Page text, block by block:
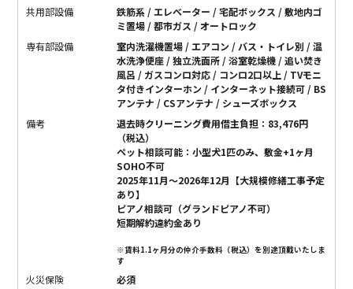
共用部設備
鉄筋系 / エレベーター / 宅配ボックス / 敷地内ゴ
ミ置場 / 都市ガス / オートロック
専有部設備
室内洗濯機置場 / エアコン / バス・トイレ別 / 温
水洗浄便座 / 独立洗面所 / 浴室乾燥機 / 追い焚き
風呂 / ガスコンロ対応 / コンロ2口以上 / TVモニ
タ付きインターホン / インターネット接続可 / BS
アンテナ / CSアンテナ / シューズボックス
備考
退去時クリーニング費用借主負担：83,476円
（税込）
ペット相談可能：小型犬1匹のみ、敷金+1ヶ月
SOHO不可
2025年11月～2026年12月【大規模修繕工事予定
あり】
ピアノ相談可（グランドピアノ不可）
短期解約違約金あり
※賃料1.1ヶ月分の仲介手数料（税込）を別途頂戴いたしま
す
火災保険 必須